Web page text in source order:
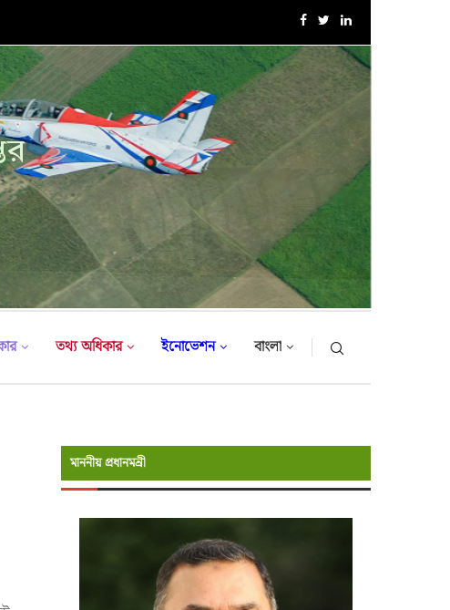
এক্সারসাইজ টাইগার লাইটনিং-২০২৬ এর উদ্বোধনী অনুষ্ঠান
তথ্য অধিকার ইনোভেশন বাংলা
মাননীয় প্রধানমন্রী